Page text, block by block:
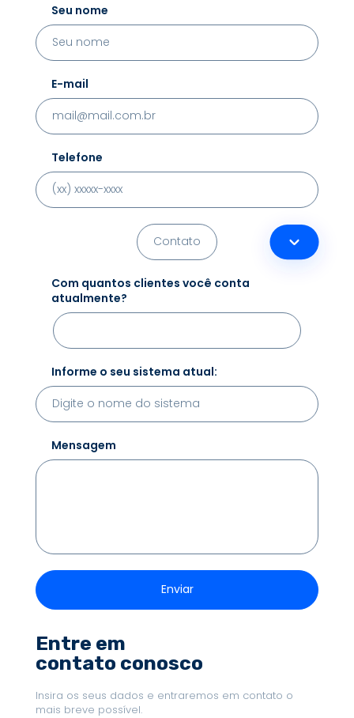
Entre em
contato conosco
Insira os seus dados e entraremos em contato o
mais breve possível.
Seu nome
E-mail
Telefone
Com quantos clientes você conta
atualmente?
Informe o seu sistema atual:
Mensagem